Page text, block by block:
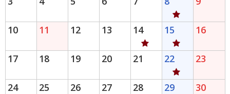
10 11 12 13 14 15 16
17 18 19 20 21 22 23
24 25 26 27 28 29 30